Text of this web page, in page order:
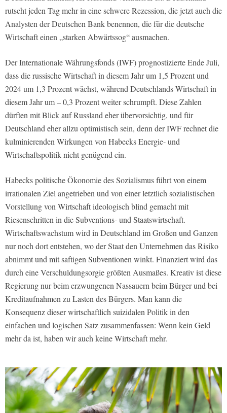
rutscht jeden Tag mehr in eine schwere Rezession, die jetzt auch die
Analysten der Deutschen Bank benennen, die für die deutsche
Wirtschaft einen „starken Abwärtssog“ ausmachen.
Der Internationale Währungsfonds (IWF) prognostizierte Ende Juli,
dass die russische Wirtschaft in diesem Jahr um 1,5 Prozent und
2024 um 1,3 Prozent wächst, während Deutschlands Wirtschaft in
diesem Jahr um – 0,3 Prozent weiter schrumpft. Diese Zahlen
dürften mit Blick auf Russland eher übervorsichtig, und für
Deutschland eher allzu optimistisch sein, denn der IWF rechnet die
kulminierenden Wirkungen von Habecks Energie- und
Wirtschaftspolitik nicht genügend ein.
Habecks politische Ökonomie des Sozialismus führt von einem
irrationalen Ziel angetrieben und von einer letztlich sozialistischen
Vorstellung von Wirtschaft ideologisch blind gemacht mit
Riesenschritten in die Subventions- und Staatswirtschaft.
Wirtschaftswachstum wird in Deutschland im Großen und Ganzen
nur noch dort entstehen, wo der Staat den Unternehmen das Risiko
abnimmt und mit saftigen Subventionen winkt. Finanziert wird das
durch eine Verschuldungsorgie größten Ausmaßes. Kreativ ist diese
Regierung nur beim erzwungenen Nassauern beim Bürger und bei
Kreditaufnahmen zu Lasten des Bürgers. Man kann die
Konsequenz dieser wirtschaftlich suizidalen Politik in den
einfachen und logischen Satz zusammenfassen: Wenn kein Geld
mehr da ist, haben wir auch keine Wirtschaft mehr.